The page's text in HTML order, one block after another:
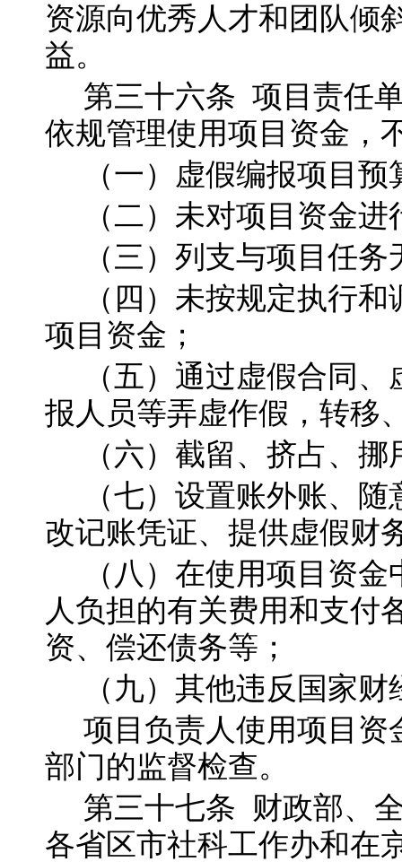
资源向优秀人才和团队倾
益。
第三十六条 项目责任
依规管理使用项目资金，
（一）虚假编报项目预
（二）未对项目资金
（三）列支与项目任
（四）未按规定执行
项目资金；
（五）通过虚假合同
报人员等弄虚作假，转移
（六）截留、挤占、
（七）设置账外账、
改记账凭证、提供虚假财
（八）在使用项目资
人负担的有关费用和支付
资、偿还债务等；
（九）其他违反国家
项目负责人使用项目资
部门的监督检查。
第三十七条
财政部、
各省区市社科工作办和在